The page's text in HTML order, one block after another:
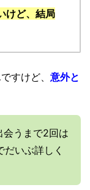
けど、結局
すけど、 意外と
会うまで2回は
だいぶ詳しく